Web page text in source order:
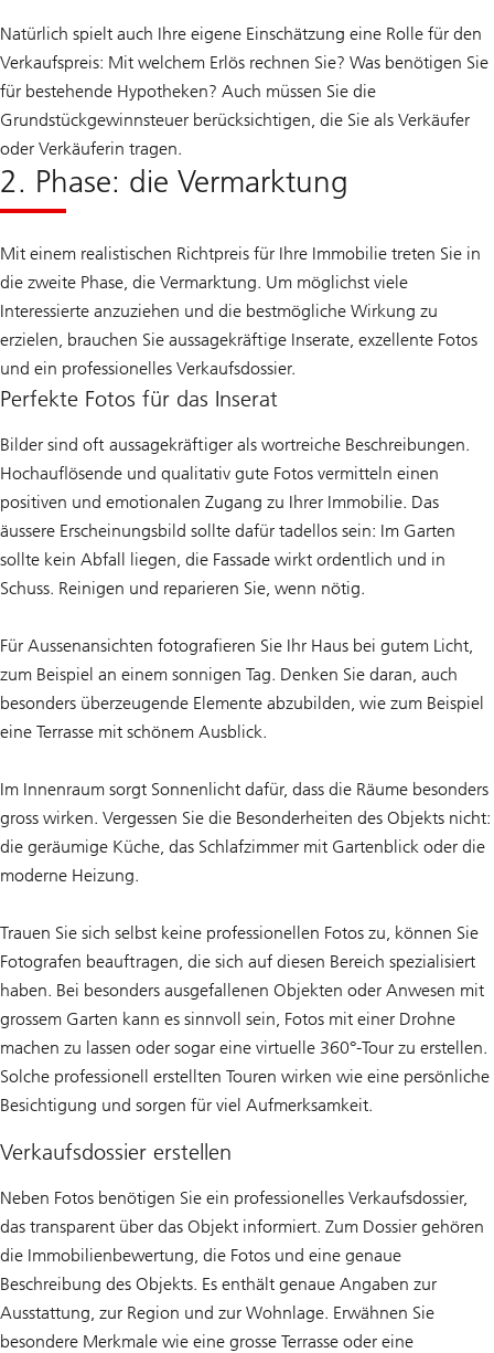
Natürlich spielt auch Ihre eigene Einschätzung eine Rolle für den
Verkaufspreis: Mit welchem Erlös rechnen Sie? Was benötigen Sie
für bestehende Hypotheken? Auch müssen Sie die
Grundstückgewinnsteuer berücksichtigen, die Sie als Verkäufer
oder Verkäuferin tragen.
2. Phase: die Vermarktung
Mit einem realistischen Richtpreis für Ihre Immobilie treten Sie in
die zweite Phase, die Vermarktung. Um möglichst viele
Interessierte anzuziehen und die bestmögliche Wirkung zu
erzielen, brauchen Sie aussagekräftige Inserate, exzellente Fotos
und ein professionelles Verkaufsdossier.
Perfekte Fotos für das Inserat
Bilder sind oft aussagekräftiger als wortreiche Beschreibungen.
Hochauflösende und qualitativ gute Fotos vermitteln einen
positiven und emotionalen Zugang zu Ihrer Immobilie. Das
äussere Erscheinungsbild sollte dafür tadellos sein: Im Garten
sollte kein Abfall liegen, die Fassade wirkt ordentlich und in
Schuss. Reinigen und reparieren Sie, wenn nötig.
Für Aussenansichten fotografieren Sie Ihr Haus bei gutem Licht,
zum Beispiel an einem sonnigen Tag. Denken Sie daran, auch
besonders überzeugende Elemente abzubilden, wie zum Beispiel
eine Terrasse mit schönem Ausblick.
Im Innenraum sorgt Sonnenlicht dafür, dass die Räume besonders
gross wirken. Vergessen Sie die Besonderheiten des Objekts nicht:
die geräumige Küche, das Schlafzimmer mit Gartenblick oder die
moderne Heizung.
Trauen Sie sich selbst keine professionellen Fotos zu, können Sie
Fotografen beauftragen, die sich auf diesen Bereich spezialisiert
haben. Bei besonders ausgefallenen Objekten oder Anwesen mit
grossem Garten kann es sinnvoll sein, Fotos mit einer Drohne
machen zu lassen oder sogar eine virtuelle 360°-Tour zu erstellen.
Solche professionell erstellten Touren wirken wie eine persönliche
Besichtigung und sorgen für viel Aufmerksamkeit.
Verkaufsdossier erstellen
Neben Fotos benötigen Sie ein professionelles Verkaufsdossier,
das transparent über das Objekt informiert. Zum Dossier gehören
die Immobilienbewertung, die Fotos und eine genaue
Beschreibung des Objekts. Es enthält genaue Angaben zur
Ausstattung, zur Region und zur Wohnlage. Erwähnen Sie
besondere Merkmale wie eine grosse Terrasse oder eine